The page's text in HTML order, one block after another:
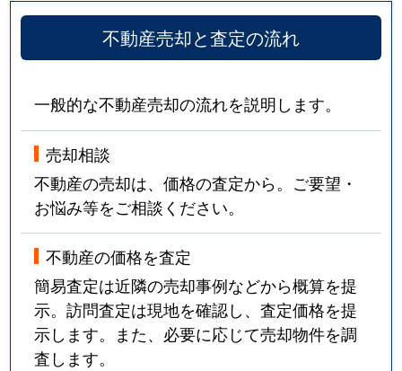
不動産売却と査定の流れ
一般的な不動産売却の流れを説明します。
売却相談
不動産の売却は、価格の査定から。ご要望・
お悩み等をご相談ください。
不動産の価格を査定
簡易査定は近隣の売却事例などから概算を提
示。訪問査定は現地を確認し、査定価格を提
示します。また、必要に応じて売却物件を調
査します。